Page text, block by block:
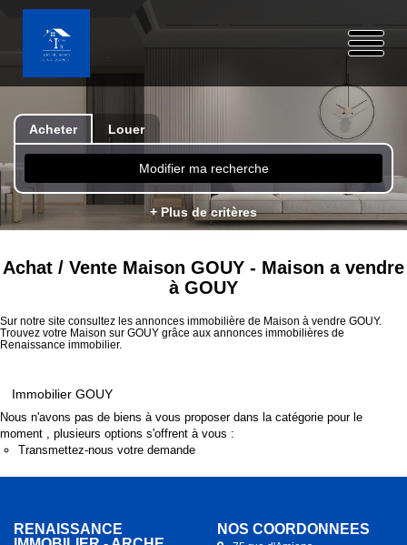
Acheter Louer
Modifier ma recherche
+ Plus de critères
Achat / Vente Maison GOUY - Maison a vendre
à GOUY
Sur notre site consultez les annonces immobilière de Maison à vendre GOUY.
Trouvez votre Maison sur GOUY grâce aux annonces immobilières de
Renaissance immobilier.
Immobilier GOUY
Nous n'avons pas de biens à vous proposer dans la catégorie pour le
moment , plusieurs options s'offrent à vous :
Transmettez-nous votre demande
RENAISSANCE
NOS COORDONNÉES